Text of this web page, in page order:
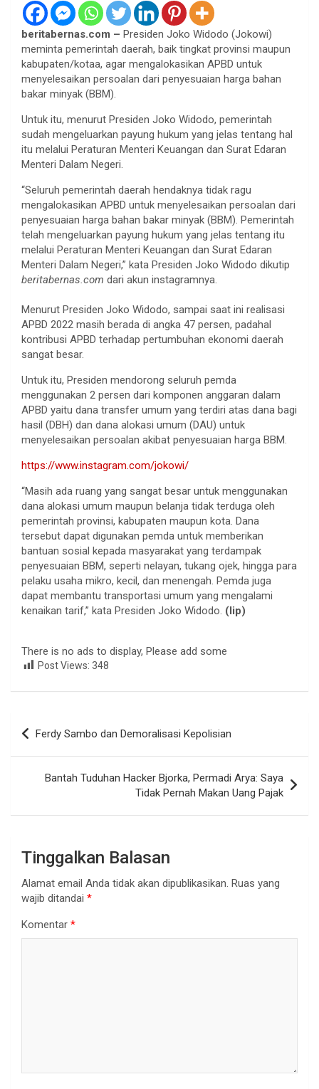
beritabernas.com – Presiden Joko Widodo (Jokowi)
meminta pemerintah daerah, baik tingkat provinsi maupun
kabupaten/kotaa, agar mengalokasikan APBD untuk
menyelesaikan persoalan dari penyesuaian harga bahan
bakar minyak (BBM).
Untuk itu, menurut Presiden Joko Widodo, pemerintah
sudah mengeluarkan payung hukum yang jelas tentang hal
itu melalui Peraturan Menteri Keuangan dan Surat Edaran
Menteri Dalam Negeri.
“Seluruh pemerintah daerah hendaknya tidak ragu
mengalokasikan APBD untuk menyelesaikan persoalan dari
penyesuaian harga bahan bakar minyak (BBM). Pemerintah
telah mengeluarkan payung hukum yang jelas tentang itu
melalui Peraturan Menteri Keuangan dan Surat Edaran
Menteri Dalam Negeri,” kata Presiden Joko Widodo dikutip
beritabernas.com dari akun instagramnya.
Menurut Presiden Joko Widodo, sampai saat ini realisasi
APBD 2022 masih berada di angka 47 persen, padahal
kontribusi APBD terhadap pertumbuhan ekonomi daerah
sangat besar.
Untuk itu, Presiden mendorong seluruh pemda
menggunakan 2 persen dari komponen anggaran dalam
APBD yaitu dana transfer umum yang terdiri atas dana bagi
hasil (DBH) dan dana alokasi umum (DAU) untuk
menyelesaikan persoalan akibat penyesuaian harga BBM.
https://www.instagram.com/jokowi/
“Masih ada ruang yang sangat besar untuk menggunakan
dana alokasi umum maupun belanja tidak terduga oleh
pemerintah provinsi, kabupaten maupun kota. Dana
tersebut dapat digunakan pemda untuk memberikan
bantuan sosial kepada masyarakat yang terdampak
penyesuaian BBM, seperti nelayan, tukang ojek, hingga para
pelaku usaha mikro, kecil, dan menengah. Pemda juga
dapat membantu transportasi umum yang mengalami
kenaikan tarif,” kata Presiden Joko Widodo. (lip)
There is no ads to display, Please add some
Post Views: 348
Navigasi
pos
Ferdy Sambo dan Demoralisasi Kepolisian
Bantah Tuduhan Hacker Bjorka, Permadi Arya: Saya
Tidak Pernah Makan Uang Pajak
Tinggalkan Balasan
Alamat email Anda tidak akan dipublikasikan. Ruas yang
wajib ditandai *
Komentar *